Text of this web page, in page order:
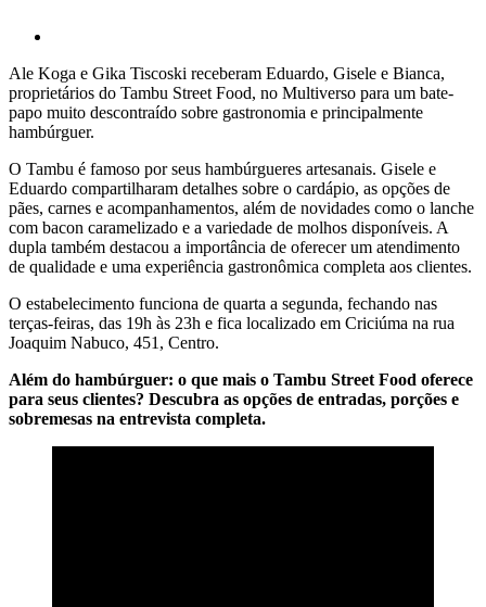
Ale Koga e Gika Tiscoski receberam Eduardo, Gisele e Bianca,
proprietários do Tambu Street Food, no Multiverso para um bate-
papo muito descontraído sobre gastronomia e principalmente
hambúrguer.
O Tambu é famoso por seus hambúrgueres artesanais. Gisele e
Eduardo compartilharam detalhes sobre o cardápio, as opções de
pães, carnes e acompanhamentos, além de novidades como o lanche
com bacon caramelizado e a variedade de molhos disponíveis. A
dupla também destacou a importância de oferecer um atendimento
de qualidade e uma experiência gastronômica completa aos clientes.
O estabelecimento funciona de quarta a segunda, fechando nas
terças-feiras, das 19h às 23h e fica localizado em Criciúma na rua
Joaquim Nabuco, 451, Centro.
Além do hambúrguer: o que mais o Tambu Street Food oferece
para seus clientes? Descubra as opções de entradas, porções e
sobremesas na entrevista completa.